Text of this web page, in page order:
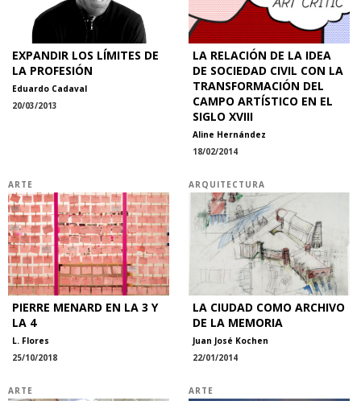
EXPANDIR LOS LÍMITES DE
LA PROFESIÓN
Eduardo Cadaval
20/03/2013
LA RELACIÓN DE LA IDEA
DE SOCIEDAD CIVIL CON LA
TRANSFORMACIÓN DEL
CAMPO ARTÍSTICO EN EL
SIGLO XVIII
Aline Hernández
18/02/2014
ARTE
PIERRE MENARD EN LA 3 Y
LA 4
L. Flores
25/10/2018
ARQUITECTURA
LA CIUDAD COMO ARCHIVO
DE LA MEMORIA
Juan José Kochen
22/01/2014
ARTE ARTE